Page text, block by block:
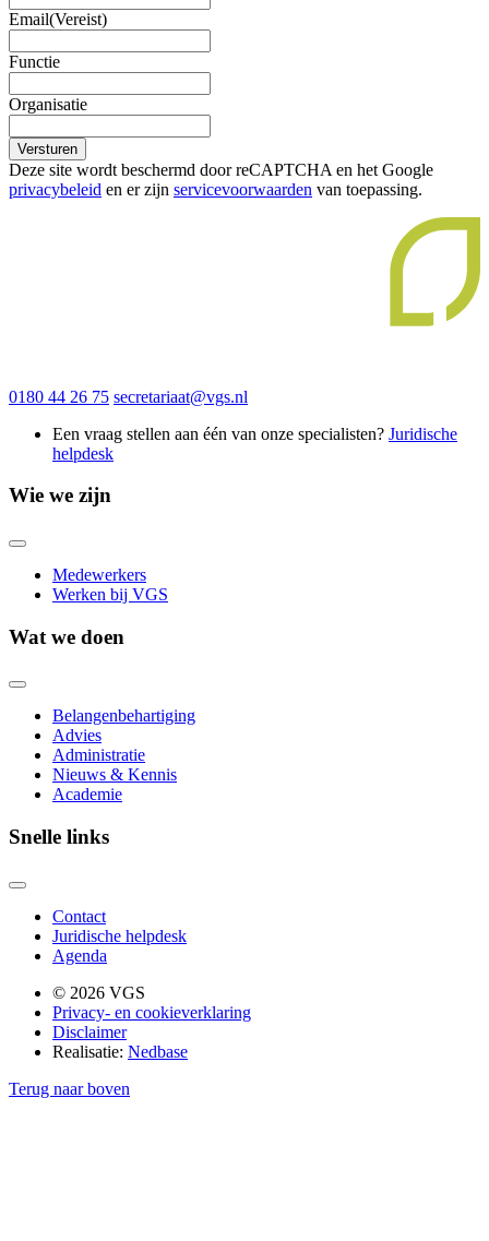
Email(Vereist)
Functie
Organisatie
Versturen
Deze site wordt beschermd door reCAPTCHA en het Google
privacybeleid en er zijn servicevoorwaarden van toepassing.
0180 44 26 75 secretariaat@vgs.nl
Een vraag stellen aan één van onze specialisten? Juridische
helpdesk
Wie we zijn
Medewerkers
Werken bij VGS
Wat we doen
Belangenbehartiging
Advies
Administratie
Nieuws & Kennis
Academie
Snelle links
Contact
Juridische helpdesk
Agenda
© 2026 VGS
Privacy- en cookieverklaring
Disclaimer
Realisatie: Nedbase
Terug naar boven